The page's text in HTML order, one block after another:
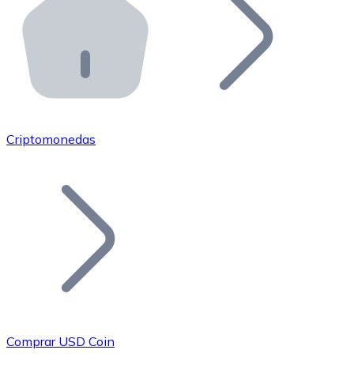
Integra un ATM Bitnovo en tu negocio y permite que
Bitnovo API
Integra nuestra API en tu ecosistema.
Únete a nuestra red de distribuidores.
Añade tu proyecto a nuestro ecosistema.
Criptomonedas
Comprar USD Coin